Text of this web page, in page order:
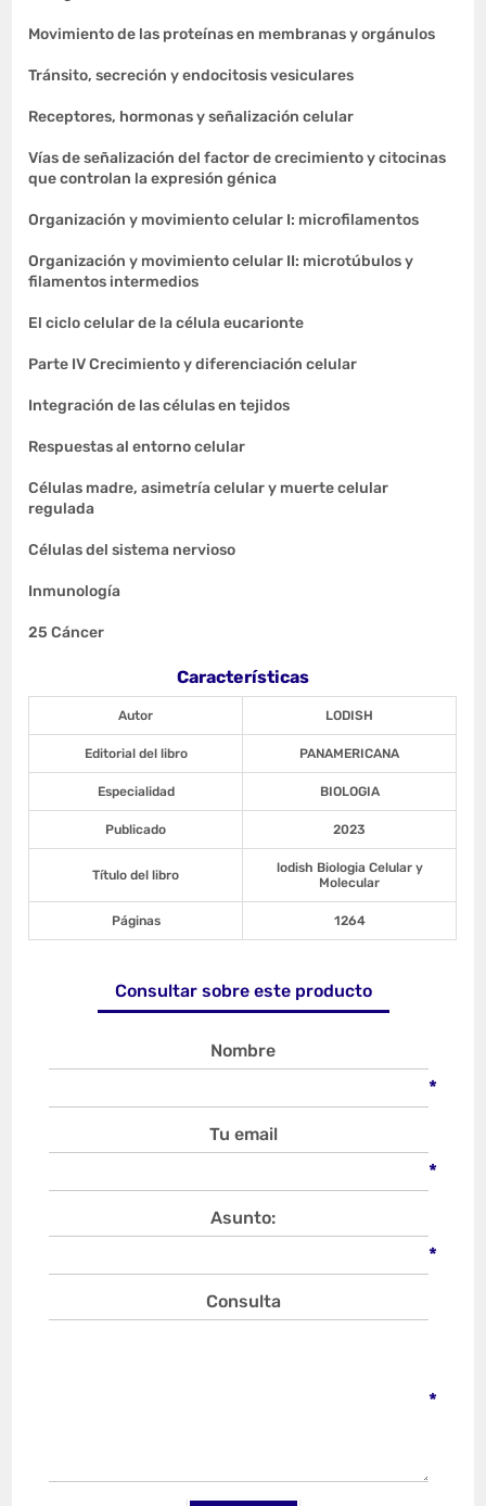
Movimiento de las proteínas en membranas y orgánulos
Tránsito, secreción y endocitosis vesiculares
Receptores, hormonas y señalización celular
Vías de señalización del factor de crecimiento y citocinas
que controlan la expresión génica
Organización y movimiento celular I: microfilamentos
Organización y movimiento celular II: microtúbulos y
filamentos intermedios
El ciclo celular de la célula eucarionte
Parte IV Crecimiento y diferenciación celular
Integración de las células en tejidos
Respuestas al entorno celular
Células madre, asimetría celular y muerte celular
regulada
Células del sistema nervioso
Inmunología
25 Cáncer
Características
Autor LODISH
Editorial del libro PANAMERICANA
Especialidad BIOLOGIA
Publicado 2023
Título del libro
lodish Biologia Celular y
Molecular
Páginas 1264
Consultar sobre este producto
Nombre
*
Tu email
*
Asunto:
*
Consulta
*